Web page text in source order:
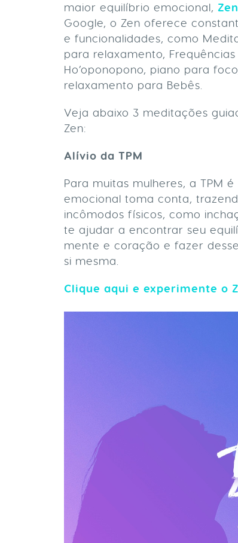
maior equilíbrio emocional, Zen
Google, o Zen oferece
e funcionalidades, como
para relaxamento,
Ho’oponopono, piano para
relaxamento para Bebês.
Veja abaixo 3 meditações
Zen:
Alívio da TPM
Para muitas mulheres, a TPM
emocional toma conta,
incômodos físicos, como
te ajudar a encontrar seu
mente e coração e fazer
si mesma.
Clique aqui e experimente o